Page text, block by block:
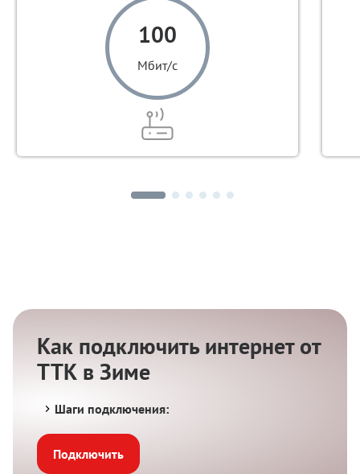
100
Мбит/с
Как подключить интернет от
ТТК в Зиме
Шаги подключения:
Подключить